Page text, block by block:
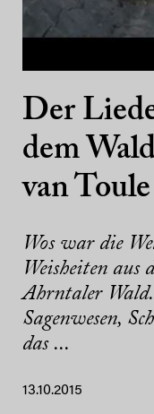
Der
dem
van Toule
Wos war die
Weisheiten aus
Ahrntaler
Sagenwesen,
das ...
13.10.2015